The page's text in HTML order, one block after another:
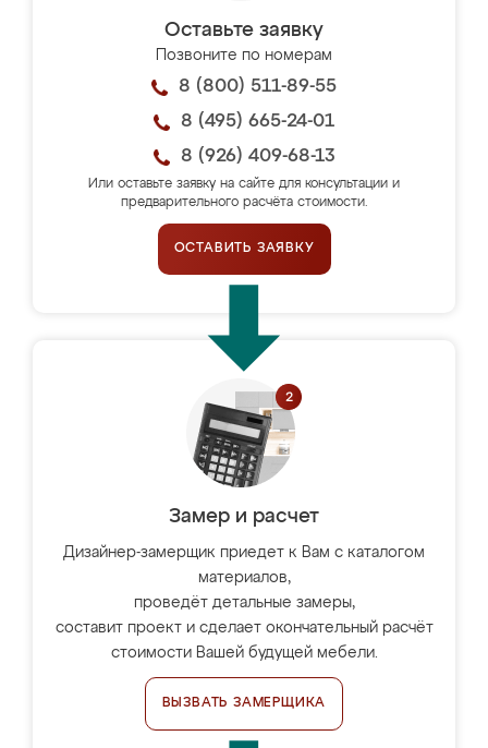
Оставьте заявку
Позвоните по номерам
8 (800) 511-89-55
8 (495) 665-24-01
8 (926) 409-68-13
Или оставьте заявку на сайте для консультации и
предварительного расчёта стоимости.
ОСТАВИТЬ ЗАЯВКУ
Замер и расчет
Дизайнер-замерщик приедет к Вам с каталогом
материалов,
проведёт детальные замеры,
составит проект и сделает окончательный расчёт
стоимости Вашей будущей мебели.
ВЫЗВАТЬ ЗАМЕРЩИКА